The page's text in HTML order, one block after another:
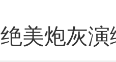
绝美炮灰